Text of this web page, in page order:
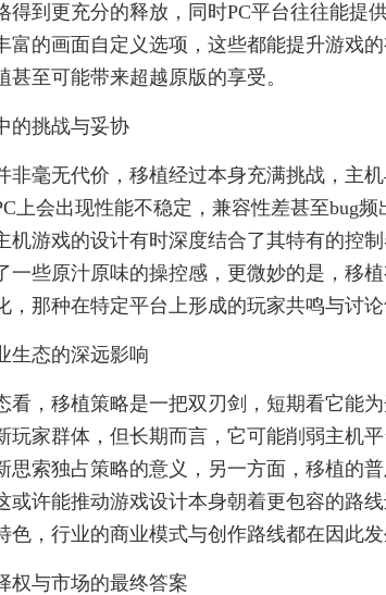
得到更充分的释放，同时PC平台往往能提
富的画面自定义选项，这些都能提升游戏
甚至可能带来超越原版的享受。
的挑战与妥协
非毫无代价，移植经过本身充满挑战，主
上会出现性能不稳定，兼容性差甚至bug
机游戏的设计有时深度结合了其特有的控
一些原汁原味的操控感，更微妙的是，移
，那种在特定平台上形成的玩家共鸣与讨
生态的深远影响
看，移植策略是一把双刃剑，短期看它能
玩家群体，但长期而言，它可能削弱主机
思索独占策略的意义，另一方面，移植的
或许能推动游戏设计本身朝着更包容的路
色，行业的商业模式与创作路线都在因此发
权与市场的最终答案